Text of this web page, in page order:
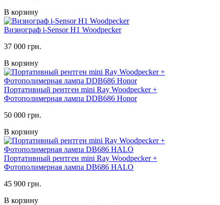
В корзину
Визиограф i-Sensor H1 Woodpecker
37 000 грн.
В корзину
Портативный рентген mini Ray Woodpecker +
Фотополимерная лампа DDB686 Honor
50 000 грн.
В корзину
Портативный рентген mini Ray Woodpecker +
Фотополимерная лампа DB686 HALO
45 900 грн.
В корзину